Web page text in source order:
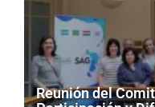
Reunión del